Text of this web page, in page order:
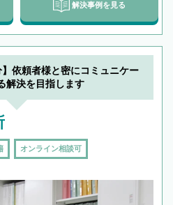
解決事例を見る
】依頼者様と密にコミュニケー
解決を目指します
オンライン相談可